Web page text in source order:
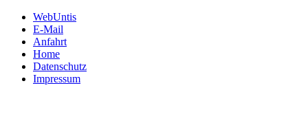
WebUntis
E-Mail
Anfahrt
Home
Datenschutz
Impressum